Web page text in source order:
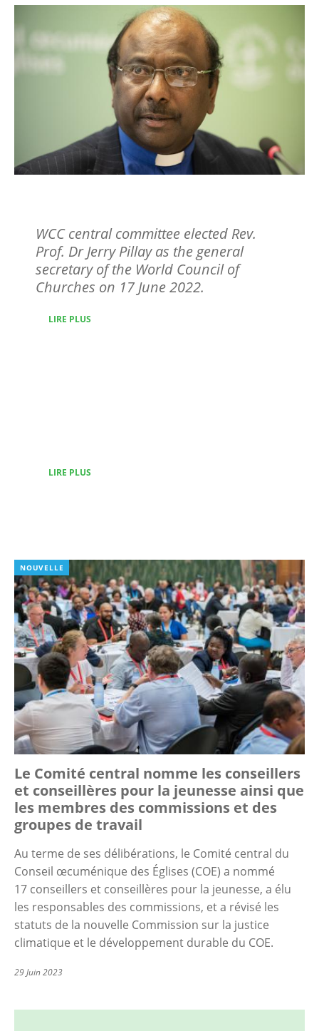
WCC central committee elected Rev.
Prof. Dr Jerry Pillay as the general
secretary of the World Council of
Churches on 17 June 2022.
LIRE PLUS
LIRE PLUS
NOUVELLE
Le Comité central nomme les conseillers
et conseillères pour la jeunesse ainsi que
les membres des commissions et des
groupes de travail
Au terme de ses délibérations, le Comité central du
Conseil œcuménique des Églises (COE) a nommé
17 conseillers et conseillères pour la jeunesse, a élu
les responsables des commissions, et a révisé les
statuts de la nouvelle Commission sur la justice
climatique et le développement durable du COE.
29 Juin 2023